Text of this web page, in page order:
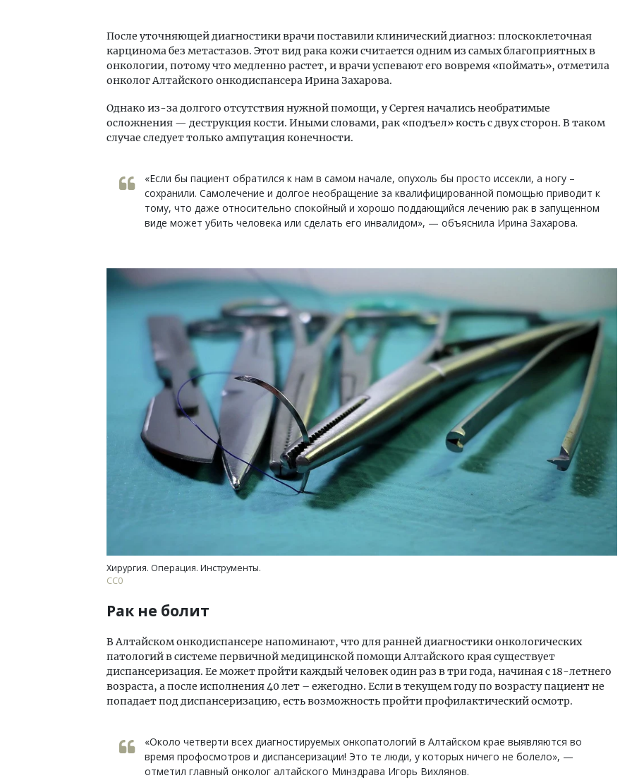
После уточняющей диагностики врачи поставили клинический диагноз: плоскоклеточная
карцинома без метастазов. Этот вид рака кожи считается одним из самых благоприятных в
онкологии, потому что медленно растет, и врачи успевают его вовремя «поймать», отметила
онколог Алтайского онкодиспансера Ирина Захарова.
Однако из-за долгого отсутствия нужной помощи, у Сергея начались необратимые
осложнения — деструкция кости. Иными словами, рак «подъел» кость с двух сторон. В таком
случае следует только ампутация конечности.
«Если бы пациент обратился к нам в самом начале, опухоль бы просто иссекли, а ногу –
сохранили. Самолечение и долгое необращение за квалифицированной помощью приводит к
тому, что даже относительно спокойный и хорошо поддающийся лечению рак в запущенном
виде может убить человека или сделать его инвалидом», — объяснила Ирина Захарова.
Хирургия. Операция. Инструменты.
CC0
Рак не болит
В Алтайском онкодиспансере напоминают, что для ранней диагностики онкологических
патологий в системе первичной медицинской помощи Алтайского края существует
диспансеризация. Ее может пройти каждый человек один раз в три года, начиная с 18-летнего
возраста, а после исполнения 40 лет – ежегодно. Если в текущем году по возрасту пациент не
попадает под диспансеризацию, есть возможность пройти профилактический осмотр.
«Около четверти всех диагностируемых онкопатологий в Алтайском крае выявляются во
время профосмотров и диспансеризации! Это те люди, у которых ничего не болело», —
отметил главный онколог алтайского Минздрава Игорь Вихлянов.